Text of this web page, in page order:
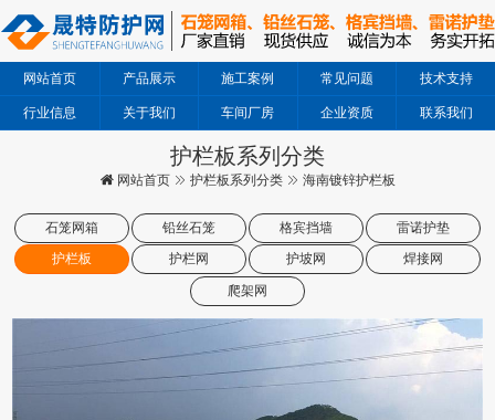
网站首页 产品展示 施工案例 常见问题 技术支持
行业信息 关于我们 车间厂房 企业资质 联系我们
护栏板系列分类
网站首页 护栏板系列分类 海南镀锌护栏板
石笼网箱 铅丝石笼 格宾挡墙 雷诺护垫
护栏板 护栏网 护坡网 焊接网
爬架网